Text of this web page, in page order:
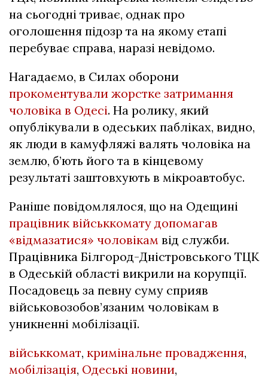
на сьогодні триває, однак про
оголошення підозр та на якому етапі
перебуває справа, наразі невідомо.
Нагадаємо, в Силах оборони
прокоментували жорстке затримання
чоловіка в Одесі. На ролику, який
опублікували в одеських пабліках, видно,
як люди в камуфляжі валять чоловіка на
землю, б’ють його та в кінцевому
результаті заштовхують в мікроавтобус.
Раніше повідомлялося, що на Одещині
працівник військкомату допомагав
«відмазатися» чоловікам від служби.
Працівника Білгород-Дністровського ТЦК
в Одеській області викрили на корупції.
Посадовець за певну суму сприяв
військовозобов’язаним чоловікам в
уникненні мобілізації.
військкомат, кримінальне провадження,
мобілізація, Одеські новини,